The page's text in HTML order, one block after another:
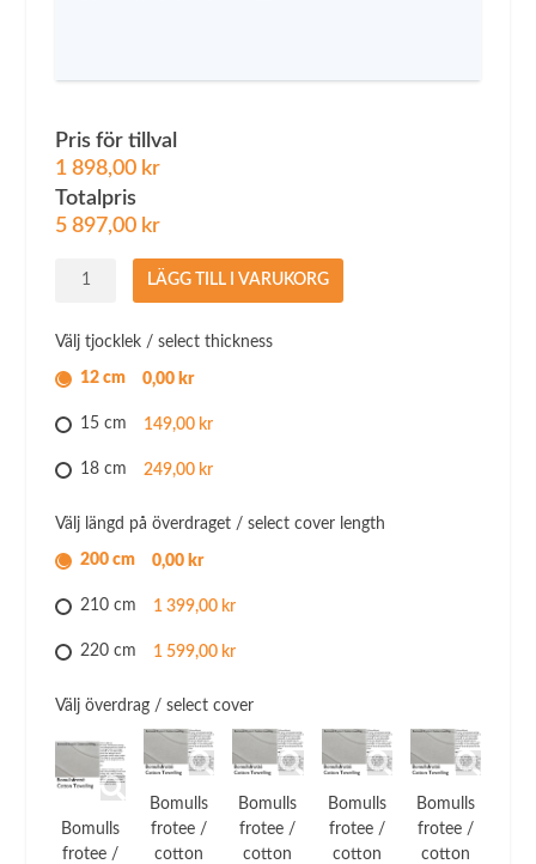
Pris för tillval
1 898,00 kr
Totalpris
5 897,00 kr
Överdrag
naturlatexmadrasser
mängd
LÄGG TILL I VARUKORG
Välj tjocklek / select thickness
12 cm 0,00 kr
15 cm 149,00 kr
18 cm 249,00 kr
Välj längd på överdraget / select cover length
200 cm 0,00 kr
210 cm 1 399,00 kr
220 cm 1 599,00 kr
Välj överdrag / select cover
Bomulls
frotee /
Bomulls
frotee /
cotton
Bomulls
frotee /
cotton
Bomulls
frotee /
cotton
Bomulls
frotee /
cotton